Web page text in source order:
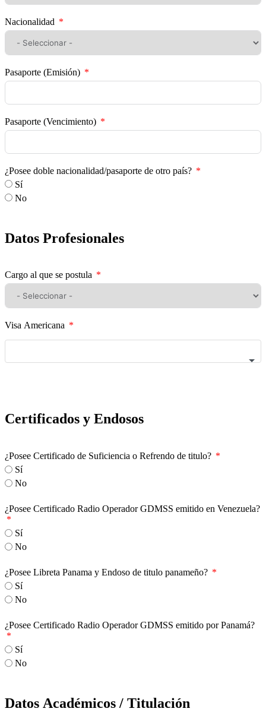
Nacionalidad
Pasaporte (Emisión)
Pasaporte (Vencimiento)
¿Posee doble nacionalidad/pasaporte de otro país?
Sí
No
Datos Profesionales
Cargo al que se postula
Visa Americana
Certificados y Endosos
¿Posee Certificado de Suficiencia o Refrendo de titulo?
Sí
No
¿Posee Certificado Radio Operador GDMSS emitido en Venezuela?
Sí
No
¿Posee Libreta Panama y Endoso de titulo panameño?
Sí
No
¿Posee Certificado Radio Operador GDMSS emitido por Panamá?
Sí
No
Datos Académicos / Titulación